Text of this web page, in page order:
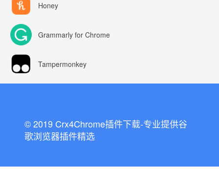
Honey
Grammarly for Chrome
Tampermonkey
© 2019 Crx4Chrome插件下载-专业提供谷
歌浏览器插件精选